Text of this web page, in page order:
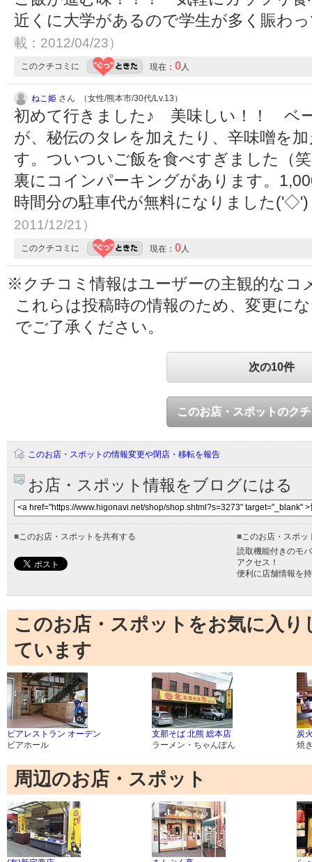
近くに大学があるので学生が多く賑わ
載：2012/04/23）
このクチコミに 現在： 0 人
ねこ姫 さん （女性/熊本市/30代/Lv.13）
初めて行きました♪ 美味しい！！ ベ
が、秘伝のタレを加えたり、辛味噌を
す。ついついご飯を食べすぎました（
裏にコインパーキングがあります。
時間分の駐車代が無料になりました
2011/12/21）
このクチコミに 現在： 0 人
※クチコミ情報はユーザーの主観的なコ
これらは投稿時の情報のため、変更に
でご了承ください。
次の10件
このお店・スポットのク
このお店・スポットの情報変更や閉店・移転を報告
お店・スポット情報をブログにはる
■ このお店・スポットを共有する ■ このお店・スポ
読取機能付きのモ
アクセス！
便利に店舗情報を
このお店・スポットをお気に入
ています
ビアレストラン オーデン
ビアホール
支那そば 北熊 総本店
ラーメン・ちゃんぽん
炭
焼
周辺のお店・スポット